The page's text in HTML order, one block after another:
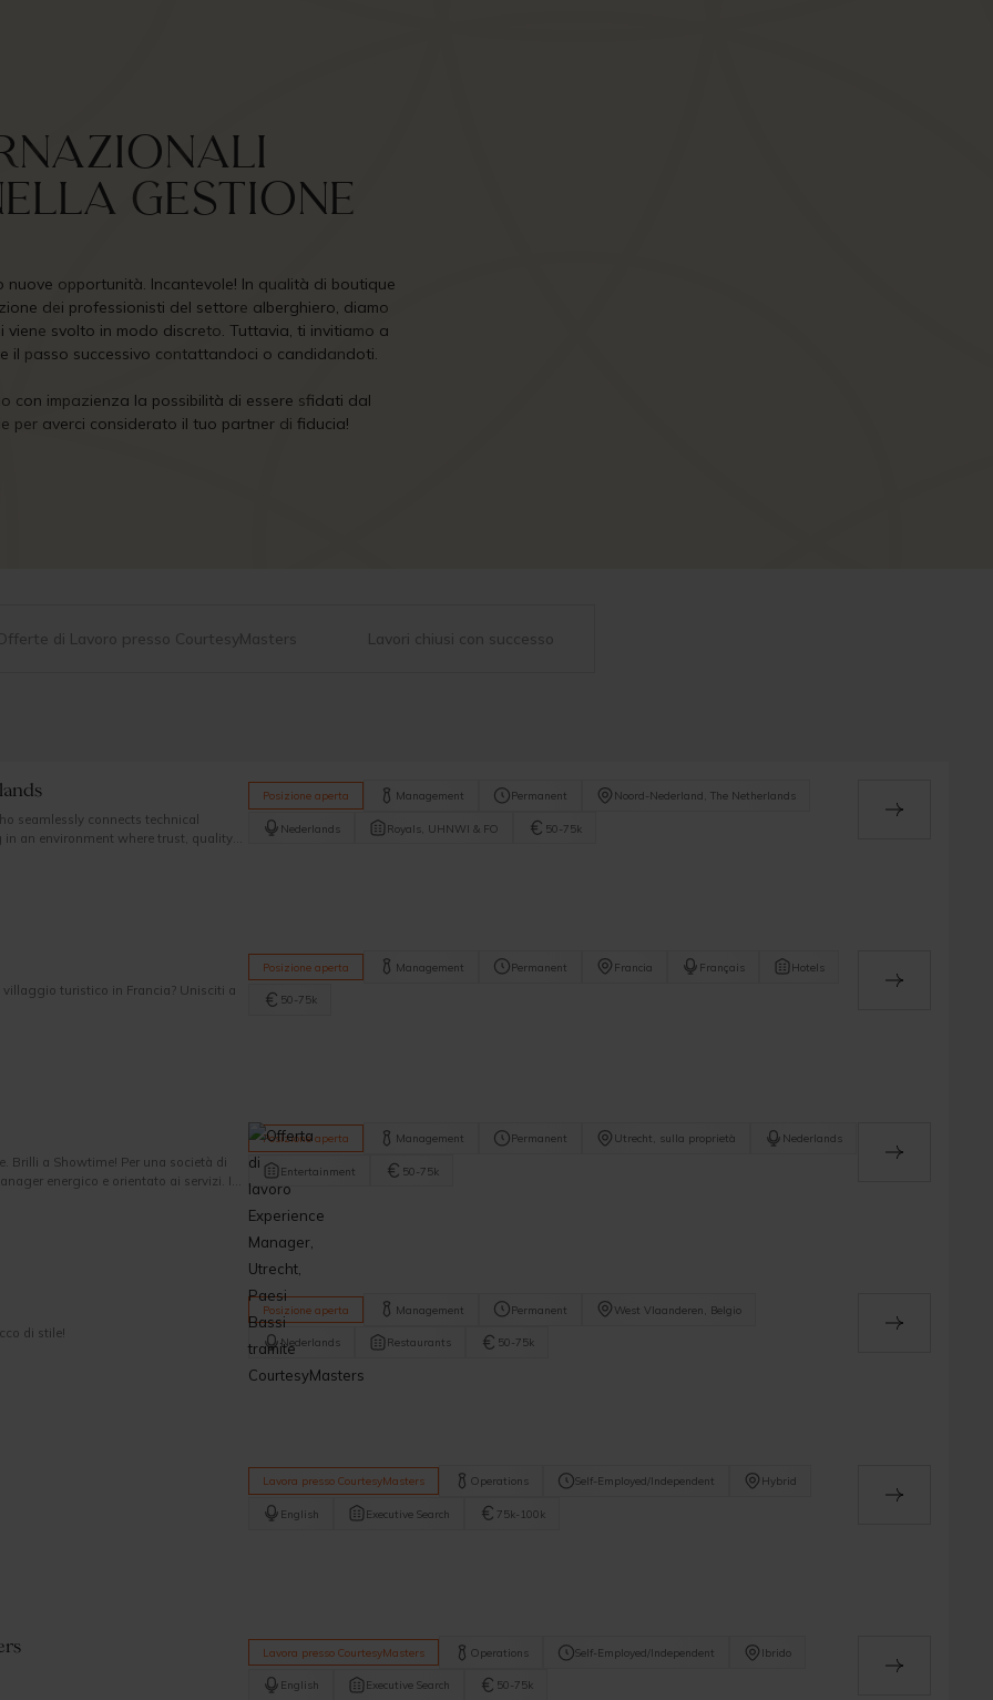
gestione
opportunità. Incantevole! In qualità di boutique
dei professionisti del settore alberghiero, diamo
svolto in modo discreto. Tuttavia, ti invitiamo a
il passo successivo contattandoci o candidandoti.
con impazienza la possibilità di essere sfidati dal
per averci considerato il tuo partner di fiducia!
di Lavoro presso CourtesyMasters Lavori chiusi con successo
seamlessly connects technical
in an environment where trust, quality
Posizione aperta Management Permanent Noord-Nederland, The Netherlands
Nederlands Royals, UHNWI & FO 50-75k
turistico in Francia? Unisciti a
Posizione aperta Management Permanent Francia Français Hotels
50-75k
Brilli a Showtime! Per una società di
energico e orientato ai servizi. In
Posizione aperta Management Permanent Utrecht, sulla proprietà Nederlands
Entertainment 50-75k
di stile!
Posizione aperta Management Permanent West Vlaanderen, Belgio
Nederlands Restaurants 50-75k
Lavora presso CourtesyMasters Operations Self-Employed/Independent Hybrid
English Executive Search 75k-100k
Lavora presso CourtesyMasters Operations Self-Employed/Independent Ibrido
English Executive Search 50-75k